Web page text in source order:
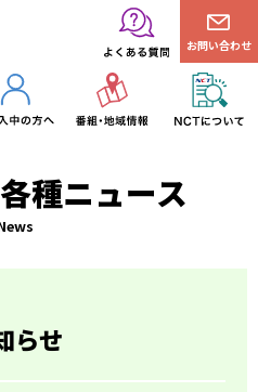
お問い合わせ
種ニュース
らせ